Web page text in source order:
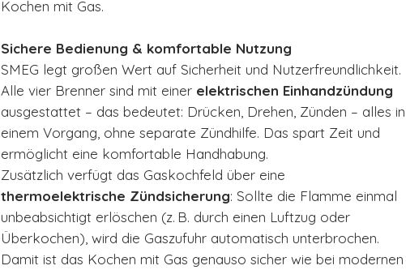
Kochen mit Gas.
Sichere Bedienung & komfortable Nutzung
SMEG legt großen Wert auf Sicherheit und Nutzerfreundlichkeit.
Alle vier Brenner sind mit einer elektrischen Einhandzündung
ausgestattet – das bedeutet: Drücken, Drehen, Zünden – alles in
einem Vorgang, ohne separate Zündhilfe. Das spart Zeit und
ermöglicht eine komfortable Handhabung.
Zusätzlich verfügt das Gaskochfeld über eine
thermoelektrische Zündsicherung: Sollte die Flamme einmal
unbeabsichtigt erlöschen (z. B. durch einen Luftzug oder
Überkochen), wird die Gaszufuhr automatisch unterbrochen.
Damit ist das Kochen mit Gas genauso sicher wie bei modernen